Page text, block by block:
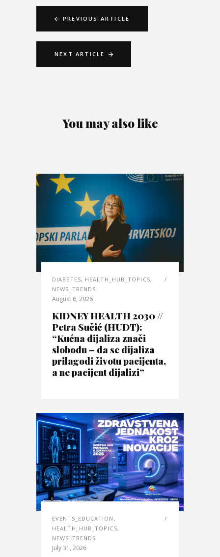
PREVIOUS ARTICLE
NEXT ARTICLE
You may also like
DIABETES, HEALTH_HUB_TOPICS,
NEWS_TRENDS
August 6, 2026
KIDNEY HEALTH 2030 //
Petra Sučić (HUDT):
“Kućna dijaliza znači
slobodu – da se dijaliza
prilagodi životu pacijenta,
a ne pacijent dijalizi”
EVENTS_EDUCATION ,
HEALTH_HUB_TOPICS,
NEWS_TRENDS
July 31, 2026